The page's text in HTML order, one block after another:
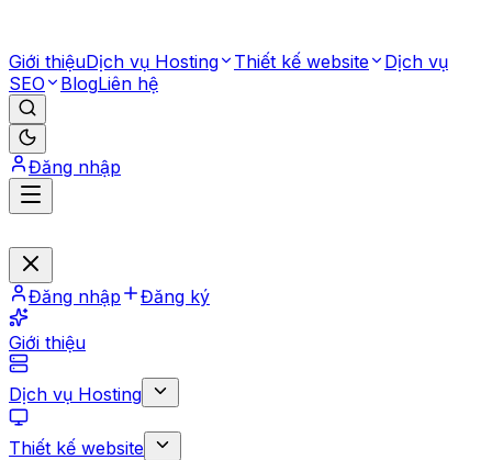
Giới thiệuDịch vụ Hosting Thiết kế website
Dịch vụ
SEO
BlogLiên hệ
Đăng nhập
Đăng nhập Đăng ký
Giới thiệu
Dịch vụ Hosting
Thiết kế website